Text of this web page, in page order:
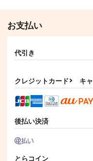
お支払い
代引き
クレジットカード キ
後払い決済
とらコイン